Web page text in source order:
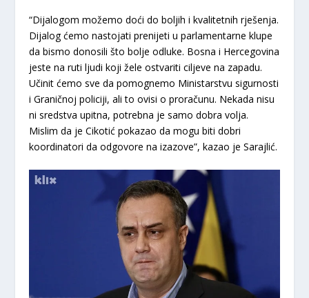
“Dijalogom možemo doći do boljih i kvalitetnih rješenja.
Dijalog ćemo nastojati prenijeti u parlamentarne klupe
da bismo donosili što bolje odluke. Bosna i Hercegovina
jeste na ruti ljudi koji žele ostvariti ciljeve na zapadu.
Učinit ćemo sve da pomognemo Ministarstvu sigurnosti
i Graničnoj policiji, ali to ovisi o proračunu. Nekada nisu
ni sredstva upitna, potrebna je samo dobra volja.
Mislim da je Cikotić pokazao da mogu biti dobri
koordinatori da odgovore na izazove”, kazao je Sarajlić.